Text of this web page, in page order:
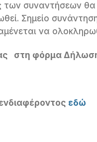
των συναντήσεων
Σημείο
να
στη φόρμα
εδώ